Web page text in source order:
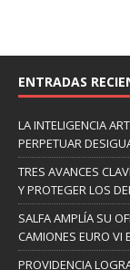
ENTRADAS
LA INTELIGENCIA
PERPETUAR
TRES AVANCES
Y PROTEGER LOS
SALFA AMPLÍA SU
CAMIONES EURO VI
PROVIDENCIA